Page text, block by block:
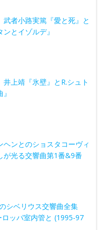
武者小路実篤『愛と死』と
とイゾルデ』
井上靖『氷壁』とR.シュト
ンとのショスタコーヴィ
光る交響曲第1番&9番
シベリウス交響曲全集
ッパ室内管と (1995-97